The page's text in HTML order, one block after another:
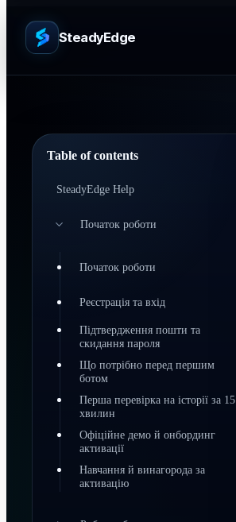
SteadyEdge
Table of contents
SteadyEdge Help
Початок роботи
Початок роботи
Реєстрація та вхід
Підтвердження пошти та
скидання пароля
Що потрібно перед першим
ботом
Перша перевірка на історії за 15
хвилин
Офіційне демо й онбординг
активації
Навчання й винагорода за
активацію